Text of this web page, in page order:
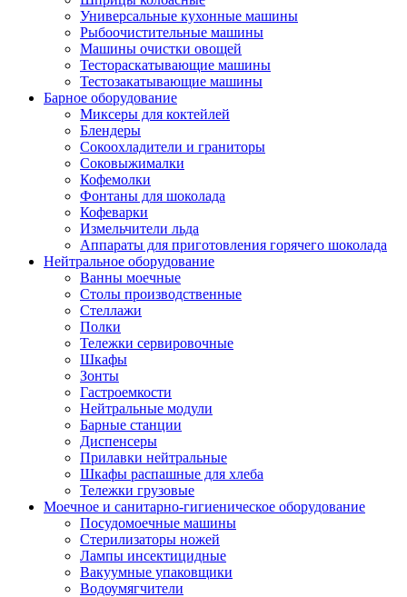
Универсальные кухонные машины
Рыбоочистительные машины
Машины очистки овощей
Тестораскатывающие машины
Тестозакатывающие машины
Барное оборудование
Миксеры для коктейлей
Блендеры
Сокоохладители и граниторы
Соковыжималки
Кофемолки
Фонтаны для шоколада
Кофеварки
Измельчители льда
Аппараты для приготовления горячего шоколада
Нейтральное оборудование
Ванны моечные
Столы производственные
Стеллажи
Полки
Тележки сервировочные
Шкафы
Зонты
Гастроемкости
Нейтральные модули
Барные станции
Диспенсеры
Прилавки нейтральные
Шкафы распашные для хлеба
Тележки грузовые
Моечное и санитарно-гигиеническое оборудование
Посудомоечные машины
Стерилизаторы ножей
Лампы инсектицидные
Вакуумные упаковщики
Водоумягчители